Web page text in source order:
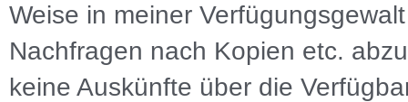
Weise in meiner
Nachfragen nach Kopien etc.
keine Auskünfte über die